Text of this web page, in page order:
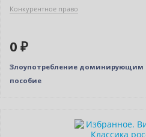
Конкурентное право
0 ₽
Злоупотребление доминирующим
пособие